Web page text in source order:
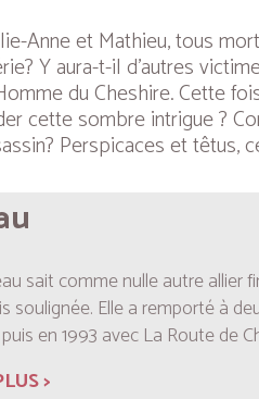
Anne et Mathieu, tous
Y aura-t-il d’autres
du Cheshire. Cette
cette sombre intrigue ?
Perspicaces et
sait comme nulle autre allier
soulignée. Elle a remporté à
en 1993 avec La Route de
>